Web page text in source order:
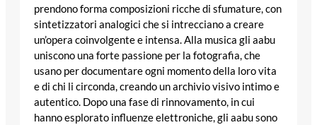
prendono forma composizioni ricche di sfumature, con
sintetizzatori analogici che si intrecciano a creare
un’opera coinvolgente e intensa. Alla musica gli aabu
uniscono una forte passione per la fotografia, che
usano per documentare ogni momento della loro vita
e di chi li circonda, creando un archivio visivo intimo e
autentico. Dopo una fase di rinnovamento, in cui
hanno esplorato influenze elettroniche, gli aabu sono